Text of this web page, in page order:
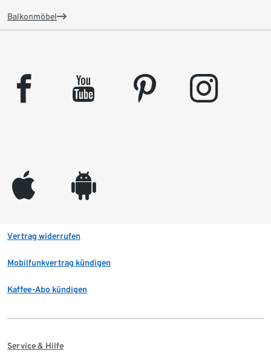
Balkonmöbel
facebook youtube pinterest instagram
appleinc android
Vertrag widerrufen
Mobilfunkvertrag kündigen
Kaffee-Abo kündigen
Service & Hilfe